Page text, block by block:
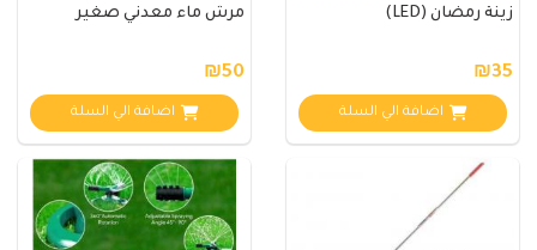
زينة رمضان (LED)
₪35
اضافة الي السلة
مرش ماء معدني صغير
₪50
اضافة الي السلة